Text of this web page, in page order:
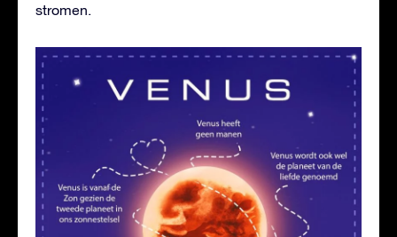
stromen.